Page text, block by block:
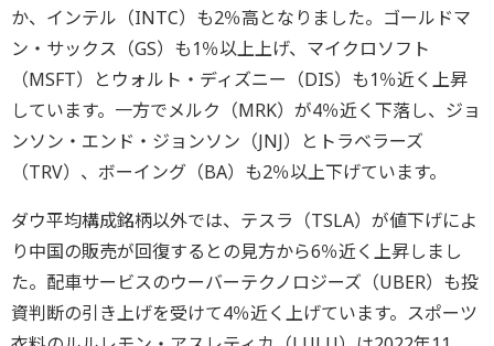
か、インテル（INTC）も2％高となりました。ゴールドマ
ン・サックス（GS）も1％以上上げ、マイクロソフト
（MSFT）とウォルト・ディズニー（DIS）も1％近く上昇
しています。一方でメルク（MRK）が4％近く下落し、ジョ
ンソン・エンド・ジョンソン（JNJ）とトラベラーズ
（TRV）、ボーイング（BA）も2％以上下げています。
ダウ平均構成銘柄以外では、テスラ（TSLA）が値下げによ
り中国の販売が回復するとの見方から6％近く上昇しまし
た。配車サービスのウーバーテクノロジーズ（UBER）も投
資判断の引き上げを受けて4％近く上げています。スポーツ